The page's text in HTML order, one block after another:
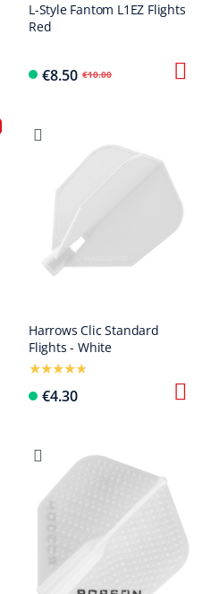
L-Style Fantom L1EZ Flights
Red
€8.50 €10.00
Harrows Clic Standard
Flights - White
€4.30